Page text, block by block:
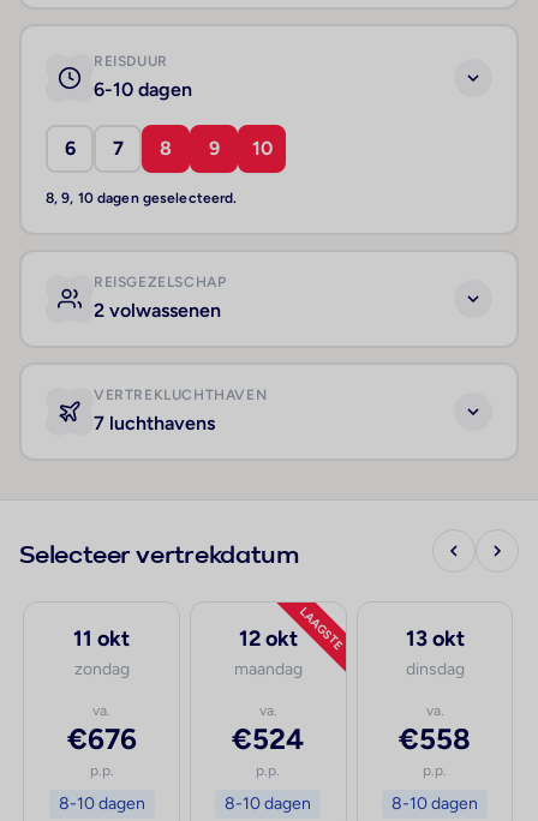
REISDUUR
6-10 dagen
6 7 8 9 10
8, 9, 10 dagen geselecteerd.
REISGEZELSCHAP
2 volwassenen
VERTREKLUCHTHAVEN
7 luchthavens
Selecteer vertrekdatum
11 okt
zondag
va.
€676
p.p.
8-10 dagen
LAAGSTE
12 okt
maandag
va.
€524
p.p.
8-10 dagen
13 okt
dinsdag
va.
€558
p.p.
8-10 dagen